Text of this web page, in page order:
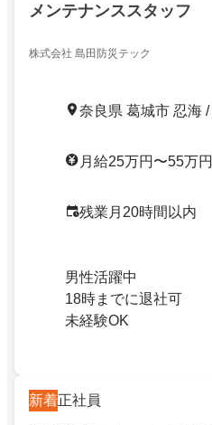
メンテナンススタッフ
株式会社 島田防災テック
奈良県 葛城市 忍海
月給25万円〜55万円
残業月20時間以内
男性活躍中
18時までに退社可
未経験OK
新着正社員